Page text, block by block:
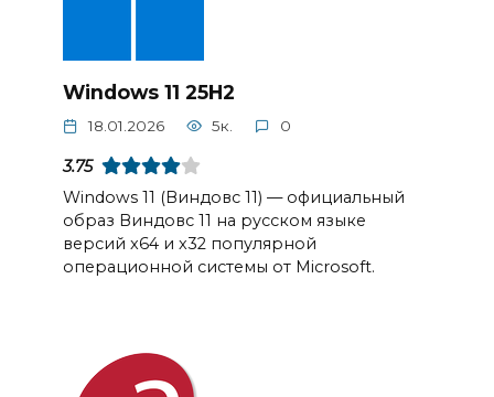
Windows 11 25H2
18.01.2026 5к. 0
3.75
Windows 11 (Виндовс 11) — официальный
образ Виндовс 11 на русском языке
версий x64 и x32 популярной
операционной системы от Microsoft.